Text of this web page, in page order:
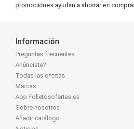
promociones ayudan a ahorrar en
Información
Preguntas frecuentes
Anúnciate?
Todas las ofertas
Marcas
App Folletosofertas.es
Sobre nosotros
Añadir catálogo